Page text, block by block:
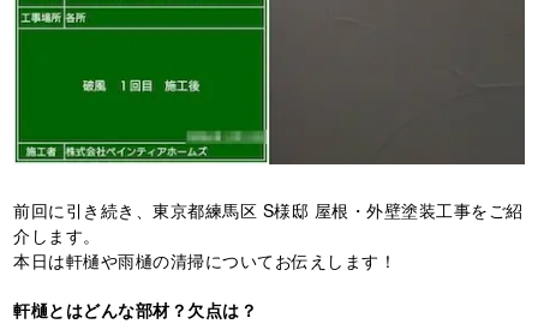
前回に引き続き、東京都練馬区 S様邸 屋根・外壁塗装工事をご紹
介します。
本日は軒樋や雨樋の清掃についてお伝えします！
軒樋とはどんな部材？欠点は？